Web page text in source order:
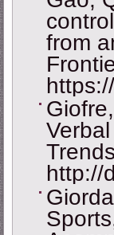
from
http://